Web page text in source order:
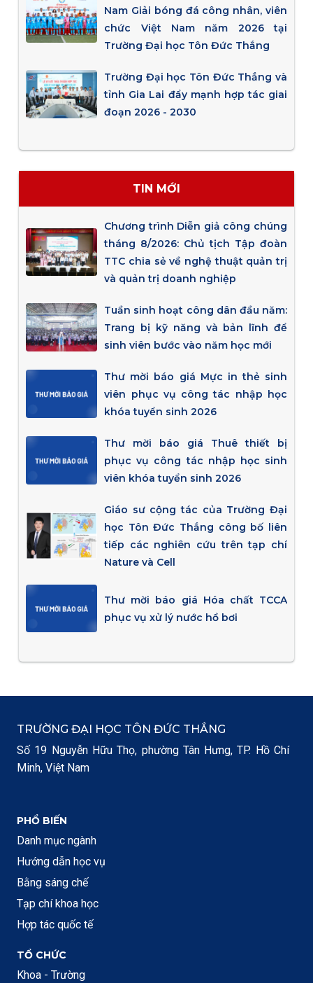
Nam Giải bóng đá công nhân, viên
chức Việt Nam năm 2026 tại
Trường Đại học Tôn Đức Thắng
Trường Đại học Tôn Đức Thắng và
tỉnh Gia Lai đẩy mạnh hợp tác giai
đoạn 2026 - 2030
TIN MỚI
Chương trình Diễn giả công chúng
tháng 8/2026: Chủ tịch Tập đoàn
TTC chia sẻ về nghệ thuật quản trị
và quản trị doanh nghiệp
Tuần sinh hoạt công dân đầu năm:
Trang bị kỹ năng và bản lĩnh để
sinh viên bước vào năm học mới
Thư mời báo giá Mực in thẻ sinh
viên phục vụ công tác nhập học
khóa tuyển sinh 2026
Thư mời báo giá Thuê thiết bị
phục vụ công tác nhập học sinh
viên khóa tuyển sinh 2026
Giáo sư cộng tác của Trường Đại
học Tôn Đức Thắng công bố liên
tiếp các nghiên cứu trên tạp chí
Nature và Cell
Thư mời báo giá Hóa chất TCCA
phục vụ xử lý nước hồ bơi
TRƯỜNG ĐẠI HỌC TÔN ĐỨC THẮNG
Số 19 Nguyễn Hữu Thọ, phường Tân Hưng, TP. Hồ Chí
Minh, Việt Nam
PHỔ BIẾN
Danh mục ngành
Hướng dẫn học vụ
Bằng sáng chế
Tạp chí khoa học
Hợp tác quốc tế
TỔ CHỨC
Khoa - Trường